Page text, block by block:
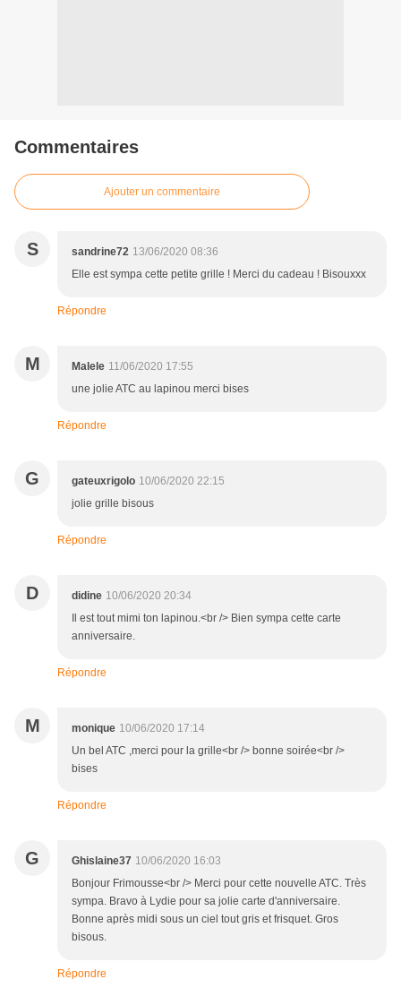
Commentaires
Ajouter un commentaire
S sandrine72 13/06/2020 08:36
Elle est sympa cette petite grille ! Merci du cadeau ! Bisouxxx
Répondre
M Malele 11/06/2020 17:55
une jolie ATC au lapinou merci bises
Répondre
G gateuxrigolo 10/06/2020 22:15
jolie grille bisous
Répondre
D didine 10/06/2020 20:34
Il est tout mimi ton lapinou.<br /> Bien sympa cette carte
anniversaire.
Répondre
M monique 10/06/2020 17:14
Un bel ATC ,merci pour la grille<br /> bonne soirée<br />
bises
Répondre
G Ghislaine37 10/06/2020 16:03
Bonjour Frimousse<br /> Merci pour cette nouvelle ATC. Très
sympa. Bravo à Lydie pour sa jolie carte d'anniversaire.
Bonne après midi sous un ciel tout gris et frisquet. Gros
bisous.
Répondre